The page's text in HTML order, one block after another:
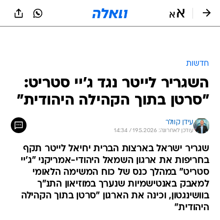
חדשות
השגריר לייטר נגד ג'יי סטריט:
"סרטן בתוך הקהילה היהודית"
עידן קוולר
עודכן לאחרונה: 19.5.2026 / 14:34
שגריר ישראל בארצות הברית יחיאל לייטר תקף
בחריפות את ארגון השמאל היהודי-אמריקני "ג'יי
סטריט" במהלך כנס של כוח המשימה הלאומי
למאבק באנטישמיות שנערך במוזיאון התנ"ך
בוושינגטון, וכינה את הארגון "סרטן בתוך הקהילה
היהודית"